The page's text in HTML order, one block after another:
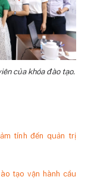
của khóa đào tạo.
tính đến quản trị
tạo vận hành cầu